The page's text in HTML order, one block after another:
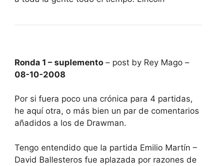
Ronda 1 – suplemento – post by Rey Mago –
08-10-2008
Por si fuera poco una crónica para 4 partidas,
he aquí otra, o más bien un par de comentarios
añadidos a los de Drawman.
Tengo entendido que la partida Emilio Martín –
David Ballesteros fue aplazada por razones de